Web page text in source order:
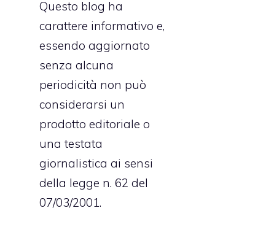
Questo blog ha
carattere informativo e,
essendo aggiornato
senza alcuna
periodicità non può
considerarsi un
prodotto editoriale o
una testata
giornalistica ai sensi
della legge n. 62 del
07/03/2001.